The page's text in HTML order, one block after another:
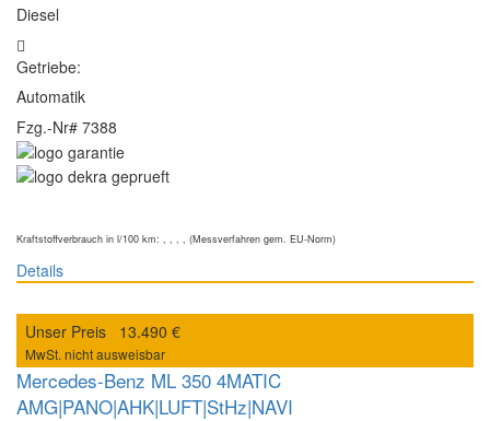
Diesel
Getriebe:
Automatik
Fzg.-Nr# 7388
Kraftstoffverbrauch in l/100 km: , , , , (Messverfahren gem. EU-Norm)
Details
Unser Preis 13.490 €
MwSt. nicht ausweisbar
Mercedes-Benz ML 350 4MATIC
AMG|PANO|AHK|LUFT|StHz|NAVI